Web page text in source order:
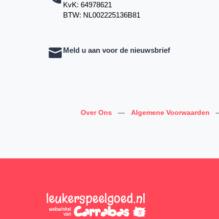
KvK: 64978621
BTW: NL002225136B81
Meld u aan voor de nieuwsbrief
Over Ons — Algemene Voorwaarden